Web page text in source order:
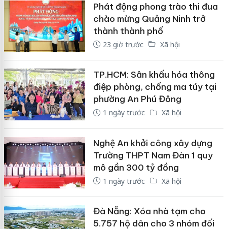
Phát động phong trào thi đua
chào mừng Quảng Ninh trở
thành thành phố
23 giờ trước Xã hội
TP.HCM: Sân khấu hóa thông
điệp phòng, chống ma túy tại
phường An Phú Đông
1 ngày trước Xã hội
Nghệ An khởi công xây dựng
Trường THPT Nam Đàn 1 quy
mô gần 300 tỷ đồng
1 ngày trước Xã hội
Đà Nẵng: Xóa nhà tạm cho
5.757 hộ dân cho 3 nhóm đối